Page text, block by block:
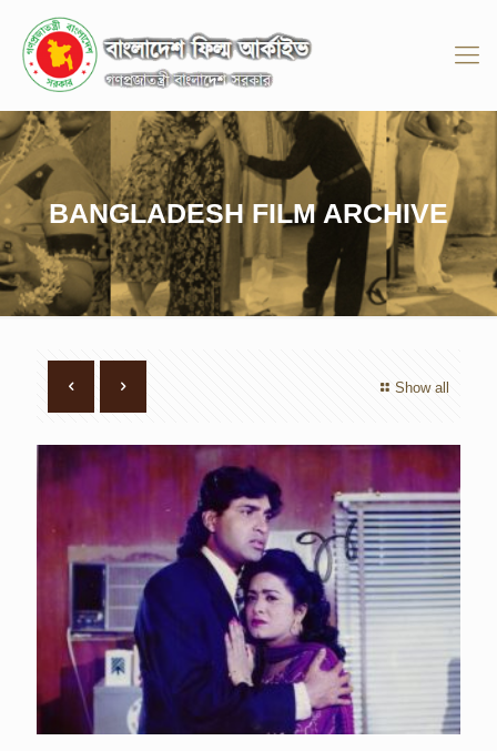
BANGLADESH FILM ARCHIVE
Show all